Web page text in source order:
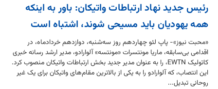
رئیس جدید نهاد ارتباطات واتیکان: باور به اینکه
همه یهودیان باید مسیحی شوند، اشتباه است
«محبت نیوز»- پاپ لئو چهاردهم روز سه‌شنبه، دوازدهم خردادماه، در
اقدامی بی‌سابقه، ماریا مونتسرات «مونتسه» آلوارادو، مدیر ارشد رسانه خبری
کاتولیک EWTN، را به عنوان مدیر جدید بخش ارتباطات واتیکان منصوب کرد.
این انتصاب، که آلوارادو را به یکی از بالاترین مقام‌های واتیکان برای یک غیر
روحانی تبدیل...